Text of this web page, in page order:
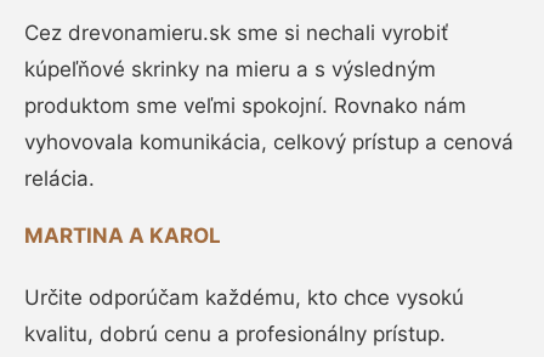
Cez drevonamieru.sk sme si nechali vyrobiť
kúpeľňové skrinky na mieru a s výsledným
produktom sme veľmi spokojní. Rovnako nám
vyhovovala komunikácia, celkový prístup a cenová
relácia.
MARTINA A KAROL
Určite odporúčam každému, kto chce vysokú
kvalitu, dobrú cenu a profesionálny prístup.